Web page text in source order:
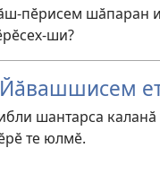
пӗрисем шӑпаран
ши?
шантарса каланӑ
те юлмӗ.